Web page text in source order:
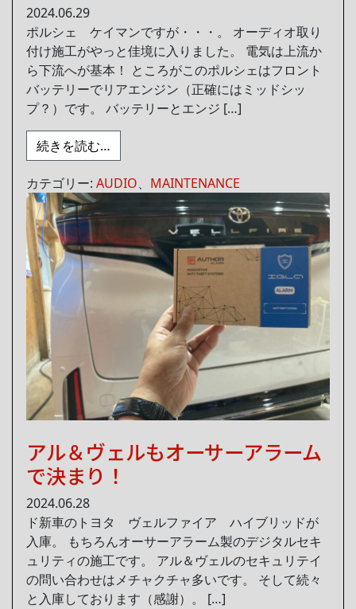
2024.06.29
ポルシェ ケイマンですが・・・。 オーディオ取り
付け施工がやっと佳境に入りました。 電気は上流か
ら下流へが基本！ ところがこのポルシェはフロント
バッテリーでリアエンジン（正確にはミッドシッ
プ？）です。 バッテリーとエンジ […]
続きを読む…
カテゴリー: AUDIO、 MAINTENANCE
アル＆ヴェルもオーサーアラーム
で決まり！
2024.06.28
ド新車のトヨタ ヴェルファイア ハイブリッドが
入庫。 もちろんオーサーアラーム製のデジタルセキ
ュリティの施工です。 アル＆ヴェルのセキュリテイ
の問い合わせはメチャクチャ多いです。 そして続々
と入庫しております（感謝）。 […]